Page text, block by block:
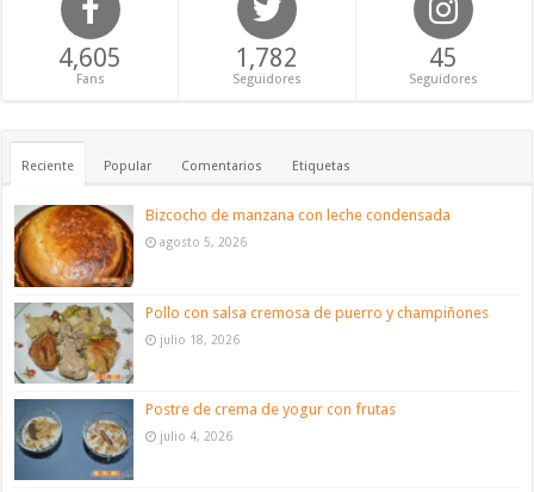
4,605
Fans
1,782
Seguidores
45
Seguidores
Reciente Popular Comentarios Etiquetas
Bizcocho de manzana con leche condensada
agosto 5, 2026
Pollo con salsa cremosa de puerro y champiñones
julio 18, 2026
Postre de crema de yogur con frutas
julio 4, 2026